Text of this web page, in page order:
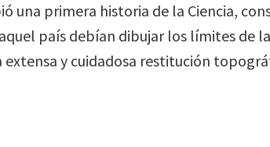
una primera historia de la Ciencia,
país debían dibujar los límites de
y cuidadosa restitución